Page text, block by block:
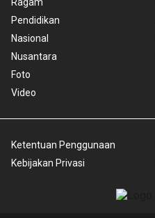
Ragam
Pendidikan
Nasional
Nusantara
Foto
Video
Ketentuan Penggunaan
Kebijakan Privasi